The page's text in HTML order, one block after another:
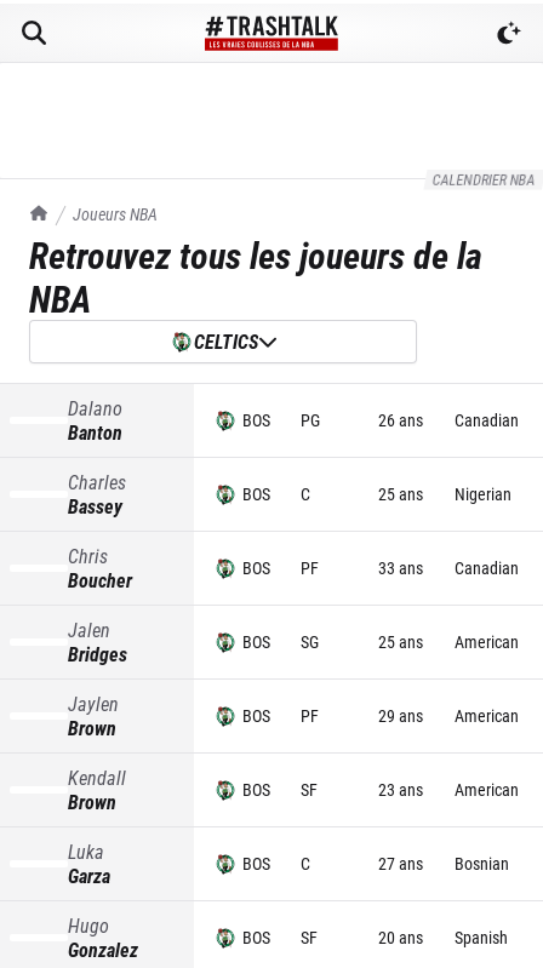
CALENDRIER NBA
TrashTalk Actu NBA
Joueurs NBA
Retrouvez tous les joueurs de la
NBA
CELTICS
Dalano
Banton
BOS PG 26 ans Canadian
Charles
Bassey
BOS C 25 ans Nigerian
Chris
Boucher
BOS PF 33 ans Canadian
Jalen
Bridges
BOS SG 25 ans American
Jaylen
Brown
BOS PF 29 ans American
Kendall
Brown
BOS SF 23 ans American
Luka
Garza
BOS C 27 ans Bosnian
Hugo
Gonzalez
BOS SF 20 ans Spanish